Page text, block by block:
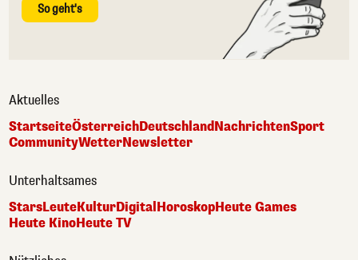
So geht's
Aktuelles
StartseiteÖsterreichDeutschlandNachrichtenSport
CommunityWetterNewsletter
Unterhaltsames
StarsLeuteKulturDigital HoroskopHeute Games
Heute KinoHeute TV